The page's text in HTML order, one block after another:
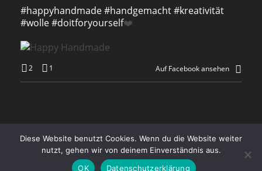
#happyhandmade#handgemacht#kreativität
#wolle#doitforyourself❤️
2 1 Auf Facebook ansehen
Zahlung, Versand und Abholung Impressum
AGB
Datenschutz
FAQ Kontakt
Diese Website benutzt Cookies. Wenn du die Website weiter
nutzt, gehen wir von deinem Einverständnis aus.
OK
Datenschutzerklärung